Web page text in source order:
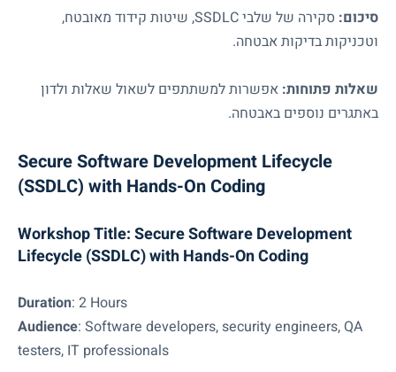
סיכום: סקירה של שלביSSDLC, שיטות קידוד מאובטח,
וטכניקות בדיקות אבטחה.
שאלות פתוחות: אפשרות למשתתפים לשאול שאלות ולדון
באתגרים נוספים באבטחה.
Secure Software Development Lifecycle
(SSDLC) with Hands-On Coding
Workshop Title: Secure Software Development
Lifecycle (SSDLC) with Hands-On Coding
Duration: 2 Hours
Audience: Software developers, security engineers, QA
testers, IT professionals